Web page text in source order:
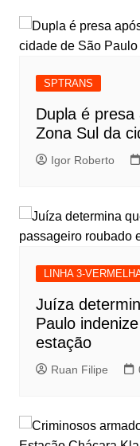
SPTRANS
Dupla é
Zona Sul da
Igor Roberto
LINHA 3-
Juíza
Paulo
estação
Ruan Filipe